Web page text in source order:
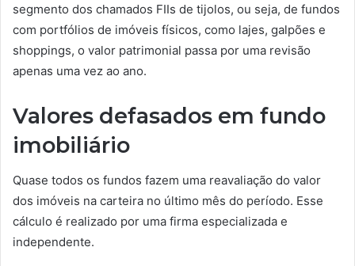
segmento dos chamados FIIs de tijolos, ou seja, de fundos
com portfólios de imóveis físicos, como lajes, galpões e
shoppings, o valor patrimonial passa por uma revisão
apenas uma vez ao ano.
Valores defasados em fundo
imobiliário
Quase todos os fundos fazem uma reavaliação do valor
dos imóveis na carteira no último mês do período. Esse
cálculo é realizado por uma firma especializada e
independente.